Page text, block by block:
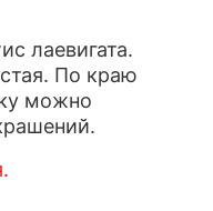
лаевигата.
По краю
можно